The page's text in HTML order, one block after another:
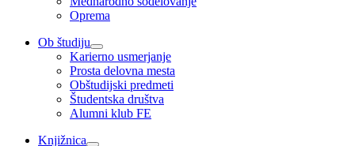
Oprema
Ob študiju
Karierno usmerjanje
Prosta delovna mesta
Obštudijski predmeti
Študentska društva
Alumni klub FE
Knjižnica